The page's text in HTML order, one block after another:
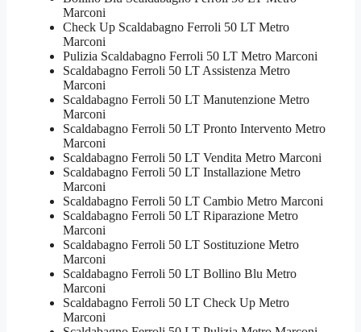
Marconi
Check Up Scaldabagno Ferroli 50 LT Metro
Marconi
Pulizia Scaldabagno Ferroli 50 LT Metro Marconi
Scaldabagno Ferroli 50 LT Assistenza Metro
Marconi
Scaldabagno Ferroli 50 LT Manutenzione Metro
Marconi
Scaldabagno Ferroli 50 LT Pronto Intervento Metro
Marconi
Scaldabagno Ferroli 50 LT Vendita Metro Marconi
Scaldabagno Ferroli 50 LT Installazione Metro
Marconi
Scaldabagno Ferroli 50 LT Cambio Metro Marconi
Scaldabagno Ferroli 50 LT Riparazione Metro
Marconi
Scaldabagno Ferroli 50 LT Sostituzione Metro
Marconi
Scaldabagno Ferroli 50 LT Bollino Blu Metro
Marconi
Scaldabagno Ferroli 50 LT Check Up Metro
Marconi